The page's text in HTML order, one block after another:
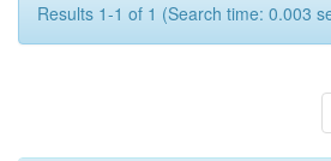
Results 1-1 of 1 (Search time: 0.003